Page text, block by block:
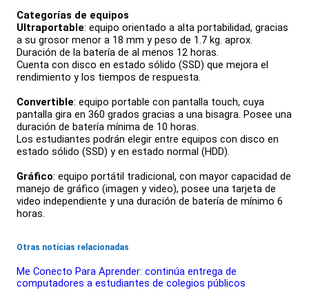
Categorías de equipos
Ultraportable: equipo orientado a alta portabilidad, gracias
a su grosor menor a 18 mm y peso de 1.7 kg. aprox.
Duración de la batería de al menos 12 horas.
Cuenta con disco en estado sólido (SSD) que mejora el
rendimiento y los tiempos de respuesta.
Convertible: equipo portable con pantalla touch, cuya
pantalla gira en 360 grados gracias a una bisagra. Posee una
duración de batería mínima de 10 horas.
Los estudiantes podrán elegir entre equipos con disco en
estado sólido (SSD) y en estado normal (HDD).
Gráfico: equipo portátil tradicional, con mayor capacidad de
manejo de gráfico (imagen y video), posee una tarjeta de
video independiente y una duración de batería de mínimo 6
horas.
Otras noticias relacionadas
Me Conecto Para Aprender: continúa entrega de
computadores a estudiantes de colegios públicos